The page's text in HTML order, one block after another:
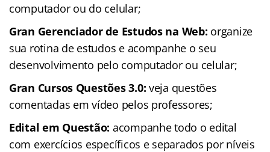
computador ou do celular;
Gran Gerenciador de Estudos na Web: organize
sua rotina de estudos e acompanhe o seu
desenvolvimento pelo computador ou celular;
Gran Cursos Questões 3.0: veja questões
comentadas em vídeo pelos professores;
Edital em Questão: acompanhe todo o edital
com exercícios específicos e separados por níveis